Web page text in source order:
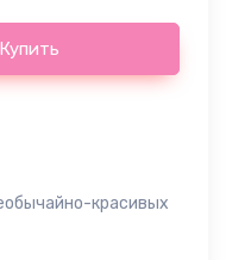
Купить
красивых